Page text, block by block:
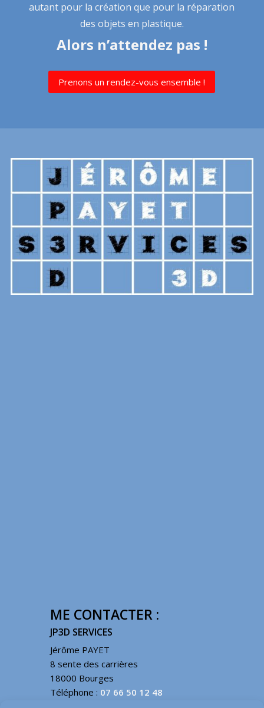
autant pour la création que pour la réparation
des objets en plastique.
Alors n’attendez pas !
Prenons un rendez-vous ensemble !
ME CONTACTER :
JP3D SERVICES
Jérôme PAYET
8 sente des carrières
18000 Bourges
Téléphone : 07 66 50 12 48